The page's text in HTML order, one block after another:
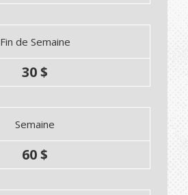
Fin de Semaine
30 $
Semaine
60 $